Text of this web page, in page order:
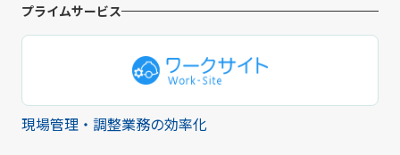
プライムサービス
現場管理・調整業務の効率化